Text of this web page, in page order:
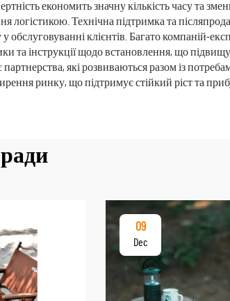
економить значну кількість часу та
логістикою. Технічна підтримка та
клієнтів. Багато компаній-
та інструкції щодо встановлення, що
які розвиваються разом із
ринку, що підтримує стійкий ріст та
09
Dec